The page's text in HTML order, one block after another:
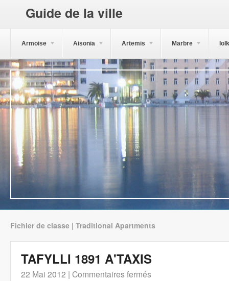
Guide de la ville
Armoise Aisonia Artemis Marbre
Fichier de classe | Traditional Apartments
TAFYLLI 1891 A'TAXIS
22 Mai 2012 | Commentaires fermés